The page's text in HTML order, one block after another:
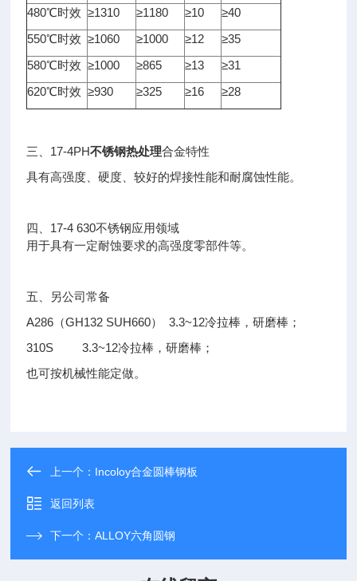
480℃时效 ≥1310 ≥1180 ≥10
≥40
550℃时效 ≥1060 ≥1000 ≥12
≥35
580℃时效 ≥1000 ≥865 ≥13
≥31
620℃时效 ≥930 ≥325 ≥16 ≥28
三、17-4PH不锈钢热处理合金特性
具有高强度、硬度、较好的焊接性能和耐腐蚀性能。
四、17-4 630不锈钢应用领域
用于具有一定耐蚀要求的高强度零部件等。
五、另公司常备
A286（GH132 SUH660） 3.3~12冷拉棒，研磨棒；
310S 3.3~12冷拉棒，研磨棒；
也可按机械性能定做。
上一个： Incoloy合金圆棒钢板
返回列表
下一个：ALLOY六角圆钢